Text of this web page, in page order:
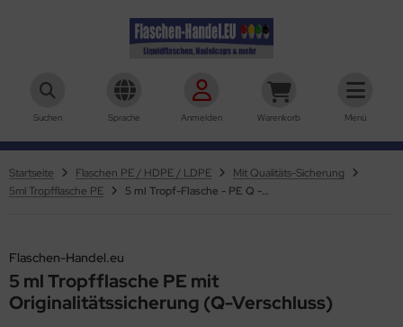
Suchen Sprache Anmelden Warenkorb Menü
Startseite Flaschen PE / HDPE / LDPE
Mit Qualitäts-Sicherung
5ml Tropfflasche PE
5 ml Tropf-Flasche - PE Q - Farben frei wählbar
Flaschen-Handel.eu
5 ml Tropfflasche PE mit
Originalitätssicherung (Q-Verschluss)